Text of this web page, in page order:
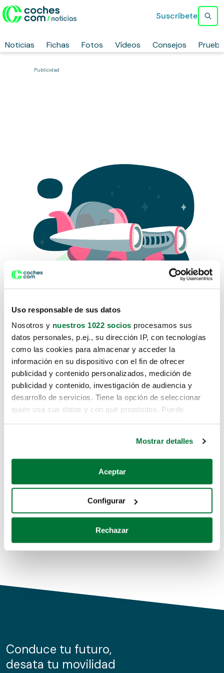
Uso responsable de sus datos
Nosotros y nuestros 1022 socios procesamos sus
datos personales, p.ej., su dirección IP, con tecnologías
como las cookies para almacenar y acceder la
información en su dispositivo con el fin de ofrecer
publicidad y contenido personalizados, medición de
publicidad y contenido, investigación de audiencia y
desarrollo de servicios. Tiene la opción de seleccionar
quién usa sus datos y con qué propósitos. Puede
Si lo permite, también quisiéramos:
Recopilar información sobre su ubicación geográfica
Identificar su dispositivo analizándolo activamente
para buscar características específicas (huellas
Obtenga más información sobre cómo se procesan sus
de cookies.
información sobre el uso que haga del sitio web con
nuestros partners de redes sociales, publicidad y análisis
Mostrar detalles
Aceptar
Configurar
Rechazar
Noticias Fichas Fotos Vídeos Consejos
Suscríbete
Publicidad
Lo sentimos, no sabemos como
te hemos traido hasta aquí.
Pero puedes encontrar el coche que estás
buscando en alguno de estos enlaces:
Coches de segunda mano
Coches de km0
Conduce tu futuro,
desata tu movilidad